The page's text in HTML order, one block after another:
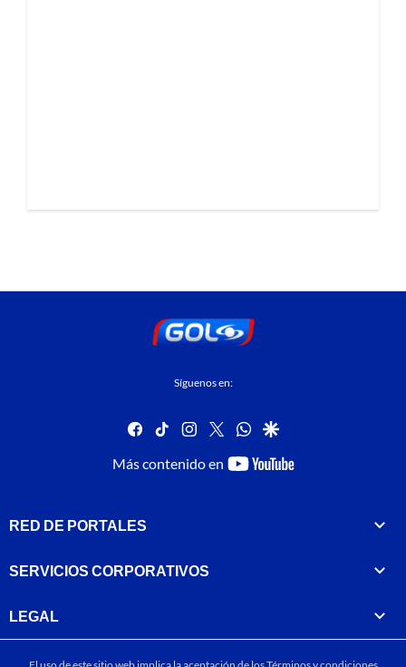
Síguenos en:
facebook
tiktok instagram
twitterwhatsapp
google
Más contenido en
youtube-
RED DE PORTALES
SERVICIOS CORPORATIVOS
LEGAL